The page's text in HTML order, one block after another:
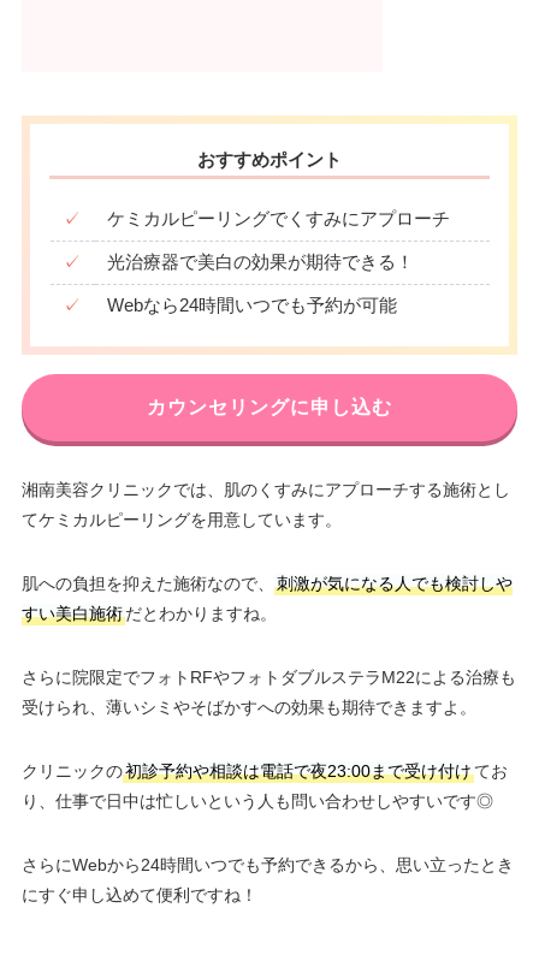
おすすめポイント
✓ ケミカルピーリングでくすみにアプローチ
✓ 光治療器で美白の効果が期待できる！
✓ Webなら24時間いつでも予約が可能
カウンセリングに申し込む
湘南美容クリニックでは、肌のくすみにアプローチする施術とし
てケミカルピーリングを用意しています。
肌への負担を抑えた施術なので、
刺激が気になる人でも検討しや
すい美白施術だとわかりますね。
さらに院限定でフォトRFやフォトダブルステラM22による治療も
受けられ、薄いシミやそばかすへの効果も期待できますよ。
クリニックの初診予約や相談は電話で夜23:00まで受け付けてお
り、仕事で日中は忙しいという人も問い合わせしやすいです◎
さらにWebから24時間いつでも予約できるから、思い立ったとき
にすぐ申し込めて便利ですね！